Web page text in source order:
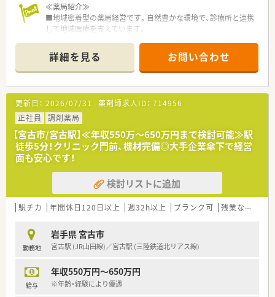
≪薬局紹介≫
■地域密着型の薬局経営です。自然豊かな環境で、診療所と連携
して地域医療を支えています。
心として運営しています。
■お薬のこと以外にも相談されることもあり、薬剤師としてのや
りがいを感じられる場面が多く、これまでのご経験を生かせる環
境です。
■お人柄重視で採用しています。やる気のある方歓迎！
■応需科目は内科が多く、1日あたり35枚ほどと安定している環
境です。患者様とのコミュニケーションに時間を設けることが
できる環境です。
≪充実な教育・研修制度≫
中途入社の方は、ＯＪＴ研修が基本となります。店舗内で勉強会
の実施などもあり、勉強したい方を応援できる環境です。興味が
ある事や疑問点について相談しやすい職場環境です。
≪こんな方におススメ≫
★地元で働きたい方
★医療過疎地域で勤務したい方
詳細を見る お問い合わせ
更新日： 2026/07/31 薬剤師求人ID： 714956
正社員
調剤薬局
【宮古市/宮古駅】≪年収550万～650万円まで検討可能≫駅
徒歩5分！クリニック門前、機材完備◎大手企業傘下で経営
面も安心です！
検討リストに追加
駅チカ 年間休日120日以上 週32h以上 ブランク可 残業なし(ほぼなし含む)
勤務地
岩手県 宮古市
宮古駅 (JR山田線)／宮古駅 (三陸鉄道北リアス線)
給与
年収550万円～650万円
※年齢・経験により優遇